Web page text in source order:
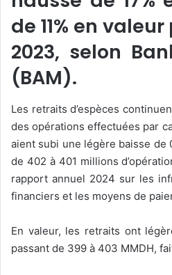
de 11% en
2023, selon
(BAM).
Les retraits d’espèces
des opérations effectuées par
aient subi une légère baisse de
de 402 à 401 millions
rapport annuel 2024 sur les
financiers et les moyens de
En valeur, les retraits ont
passant de 399 à 403 MMDH,